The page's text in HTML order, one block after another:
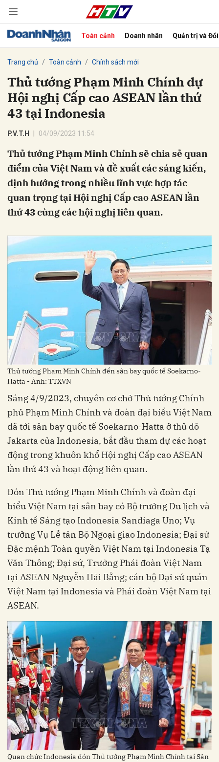
Toàn cảnh Doanh nhân Quản trị và
Trang chủ Toàn cảnh Chính sách mới
Thủ tướng Phạm Minh Chính dự
Hội nghị Cấp cao ASEAN lần thứ
43 tại Indonesia
P.V.T.H 04/09/2023 11:54
Thủ tướng Phạm Minh Chính sẽ chia sẻ quan
điểm của Việt Nam và đề xuất các sáng kiến,
định hướng trong nhiều lĩnh vực hợp tác
quan trọng tại Hội nghị Cấp cao ASEAN lần
thứ 43 cùng các hội nghị liên quan.
Thủ tướng Phạm Minh Chính đến sân bay quốc tế Soekarno-
Hatta - Ảnh: TTXVN
Sáng 4/9/2023, chuyên cơ chở Thủ tướng Chính
phủ Phạm Minh Chính và đoàn đại biểu Việt Nam
đã tới sân bay quốc tế Soekarno-Hatta ở thủ đô
Jakarta của Indonesia, bắt đầu tham dự các hoạt
động trong khuôn khổ Hội nghị Cấp cao ASEAN
lần thứ 43 và hoạt động liên quan.
Đón Thủ tướng Phạm Minh Chính và đoàn đại
biểu Việt Nam tại sân bay có Bộ trưởng Du lịch và
Kinh tế Sáng tạo Indonesia Sandiaga Uno; Vụ
trưởng Vụ Lễ tân Bộ Ngoại giao Indonesia; Đại sứ
Đặc mệnh Toàn quyền Việt Nam tại Indonesia Tạ
Văn Thông; Đại sứ, Trưởng Phái đoàn Việt Nam
tại ASEAN Nguyễn Hải Bằng; cán bộ Đại sứ quán
Việt Nam tại Indonesia và Phái đoàn Việt Nam tại
ASEAN.
Quan chức Indonesia đón Thủ tướng Phạm Minh Chính tại Sân
Hủy